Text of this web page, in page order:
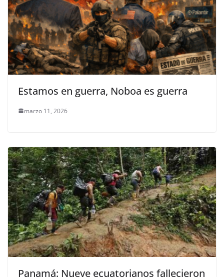
Estamos en guerra, Noboa es guerra
marzo 11, 2026
Panamá: Nueve ecuatorianos fallecieron